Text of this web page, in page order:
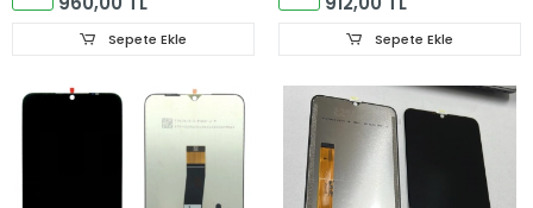
Sepete Ekle Sepete Ekle